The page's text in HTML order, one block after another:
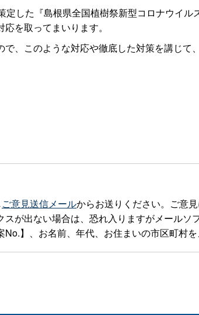
した『島根県全国植樹祭新型コロナウイ
を取ってまいります。
、このような対応や徹底した対策を講じて
ご意見送信メールからお送りください。ご意
が出ない場合は、恐れ入りますがメール
】、お名前、年代、お住まいの市区町村を